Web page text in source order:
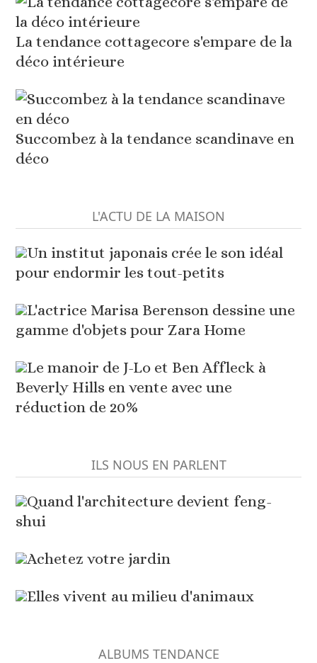
La tendance cottagecore s'empare de la
déco intérieure
Succombez à la tendance scandinave en
déco
L'ACTU DE LA MAISON
Un institut japonais crée le son idéal
pour endormir les tout-petits
L'actrice Marisa Berenson dessine une
gamme d'objets pour Zara Home
Le manoir de J-Lo et Ben Affleck à
Beverly Hills en vente avec une
réduction de 20%
ILS NOUS EN PARLENT
Quand l'architecture devient feng-
shui
Achetez votre jardin
Elles vivent au milieu d'animaux
ALBUMS TENDANCE